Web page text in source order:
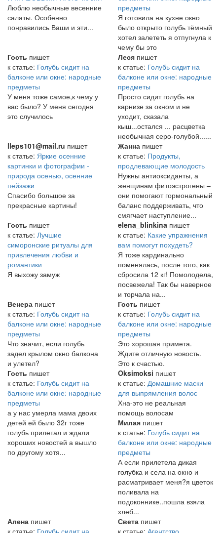
Люблю необычные весенние
салаты. Особенно
понравились Ваши и эти...
предметы
Я готовила на кухне окно
было открыто голубь тёмный
хотел залететь я отпугнула к
чему бы это
Гость пишет
к статье: Голубь сидит на
балконе или окне: народные
предметы
У меня тоже самое,к чему у
вас было? У меня сегодня
это случилось
Леся пишет
к статье: Голубь сидит на
балконе или окне: народные
предметы
Просто сидит голубь на
карнизе за окном и не
уходит, сказала
кыш...остался ... расцветка
необычная серо-голубой......
lleps101@mail.ru пишет
к статье: Яркие осенние
картинки и фотографии -
природа осенью, осенние
пейзажи
Спасибо большое за
прекрасные картины!
Жанна пишет
к статье: Продукты,
продлевающие молодость
Нужны антиоксиданты, а
женщинам фитоэстрогены –
они помогают гормональный
баланс поддерживать, что
смягчает наступление...
Гость пишет
к статье: Лучшие
симоронские ритуалы для
привлечения любви и
романтики
Я выхожу замуж
elena_blinkina пишет
к статье: Какие упражнения
вам помогут похудеть?
Я тоже кардинально
поменялась, после того, как
сбросила 12 кг! Помолодела,
посвежела! Так бы наверное
и торчала на...
Венера пишет
к статье: Голубь сидит на
балконе или окне: народные
предметы
Что значит, если голубь
задел крылом окно балкона
и улетел?
Гость пишет
к статье: Голубь сидит на
балконе или окне: народные
предметы
Это хорошая примета.
Ждите отличную новость.
Это к счастью.
Гость пишет
к статье: Голубь сидит на
балконе или окне: народные
предметы
а у нас умерла мама двоих
детей ей было 32г тоже
голубь прилетал и ждали
хороших новостей а вышло
по другому хотя...
Oksimoksi пишет
к статье: Домашние маски
для выпрямления волос
Хна-это не реальная
помощь волосам
Милая пишет
к статье: Голубь сидит на
балконе или окне: народные
предметы
А если прилетела дикая
голубка и села на окно и
расматривает меня?я цветок
поливала на
подоконнике..пошла взяла
хлеб...
Алена пишет
Света пишет